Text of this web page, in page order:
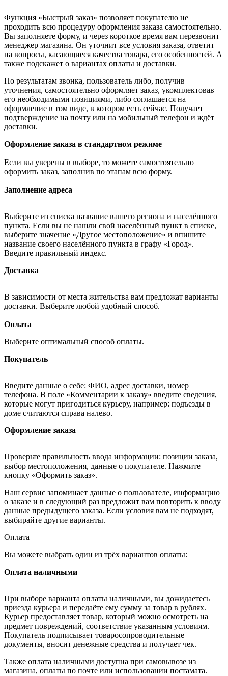
Функция «Быстрый заказ» позволяет покупателю не
проходить всю процедуру оформления заказа самостоятельно.
Вы заполняете форму, и через короткое время вам перезвонит
менеджер магазина. Он уточнит все условия заказа, ответит
на вопросы, касающиеся качества товара, его особенностей. А
также подскажет о вариантах оплаты и доставки.
По результатам звонка, пользователь либо, получив
уточнения, самостоятельно оформляет заказ, укомплектовав
его необходимыми позициями, либо соглашается на
оформление в том виде, в котором есть сейчас. Получает
подтверждение на почту или на мобильный телефон и ждёт
доставки.
Оформление заказа в стандартном режиме
Если вы уверены в выборе, то можете самостоятельно
оформить заказ, заполнив по этапам всю форму.
Заполнение адреса
Выберите из списка название вашего региона и населённого
пункта. Если вы не нашли свой населённый пункт в списке,
выберите значение «Другое местоположение» и впишите
название своего населённого пункта в графу «Город».
Введите правильный индекс.
Доставка
В зависимости от места жительства вам предложат варианты
доставки. Выберите любой удобный способ.
Оплата
Выберите оптимальный способ оплаты.
Покупатель
Введите данные о себе: ФИО, адрес доставки, номер
телефона. В поле «Комментарии к заказу» введите сведения,
которые могут пригодиться курьеру, например: подъезды в
доме считаются справа налево.
Оформление заказа
Проверьте правильность ввода информации: позиции заказа,
выбор местоположения, данные о покупателе. Нажмите
кнопку «Оформить заказ».
Наш сервис запоминает данные о пользователе, информацию
о заказе и в следующий раз предложит вам повторить к вводу
данные предыдущего заказа. Если условия вам не подходят,
выбирайте другие варианты.
Оплата
Вы можете выбрать один из трёх вариантов оплаты:
Оплата наличными
При выборе варианта оплаты наличными, вы дожидаетесь
приезда курьера и передаёте ему сумму за товар в рублях.
Курьер предоставляет товар, который можно осмотреть на
предмет повреждений, соответствие указанным условиям.
Покупатель подписывает товаросопроводительные
документы, вносит денежные средства и получает чек.
Также оплата наличными доступна при самовывозе из
магазина, оплаты по почте или использовании постамата.